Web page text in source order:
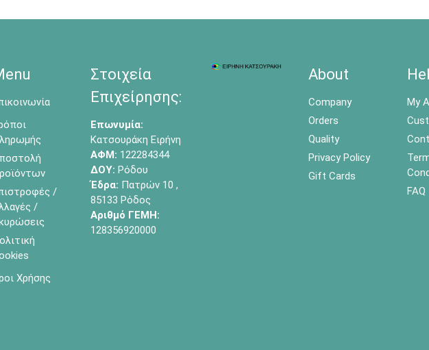
/
/
Χρήσης
Στοιχεία
Επιχείρησης:
Επωνυμία:
Κατσουράκη Ειρήνη
ΑΦΜ: 122284344
ΔΟΥ: Ρόδου
Έδρα: Πατρών 10 ,
85133 Ρόδος
Αριθμό ΓΕΜΗ:
128356920000
About
Company
Orders
Quality
Privacy Policy
Gift Cards
My
FAQ